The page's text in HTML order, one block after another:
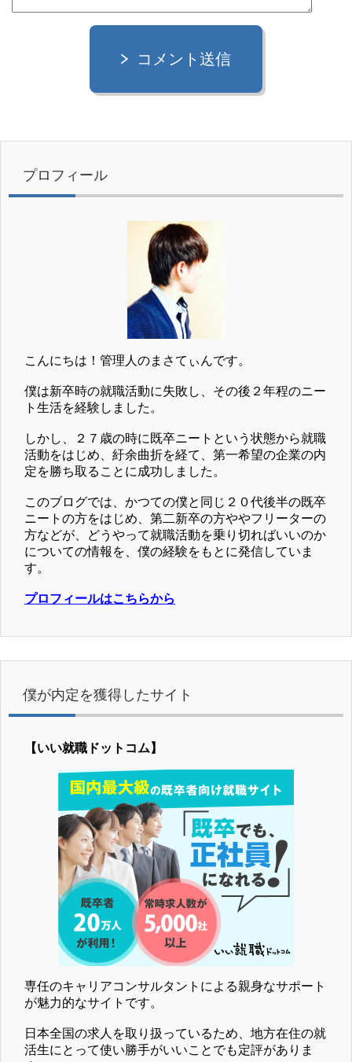
コメント送信
プロフィール
こんにちは！管理人のまさてぃんです。
僕は新卒時の就職活動に失敗し、その後２年程のニー
ト生活を経験しました。
しかし、２７歳の時に既卒ニートという状態から就職
活動をはじめ、紆余曲折を経て、第一希望の企業の内
定を勝ち取ることに成功しました。
このブログでは、かつての僕と同じ２０代後半の既卒
ニートの方をはじめ、第二新卒の方ややフリーターの
方などが、どうやって就職活動を乗り切ればいいのか
についての情報を、僕の経験をもとに発信していま
す。
プロフィールはこちらから
僕が内定を獲得したサイト
【いい就職ドットコム】
専任のキャリアコンサルタントによる親身なサポート
が魅力的なサイトです。
日本全国の求人を取り扱っているため、地方在住の就
活生にとって使い勝手がいいことでも定評がありま